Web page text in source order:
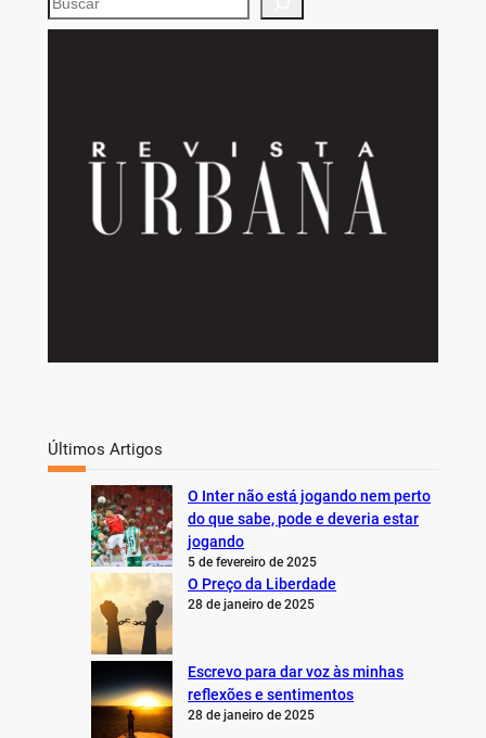
e
Últimos Artigos
O Inter não está jogando nem perto
do que sabe, pode e deveria estar
jogando
5 de fevereiro de 2025
O Preço da Liberdade
28 de janeiro de 2025
Escrevo para dar voz às minhas
reflexões e sentimentos
28 de janeiro de 2025